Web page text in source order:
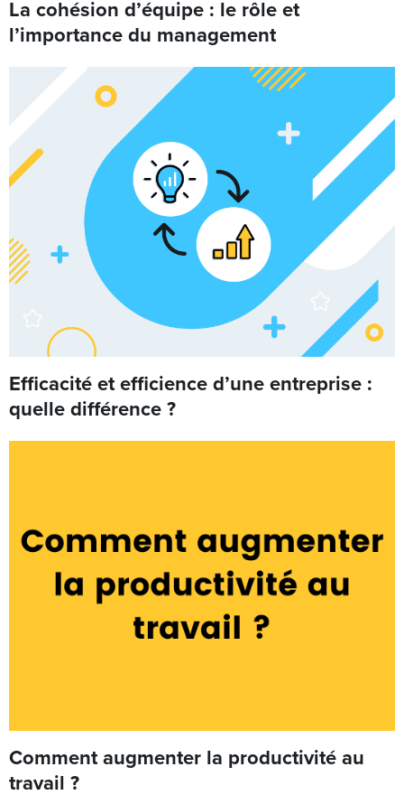
La cohésion d’équipe : le rôle et
l’importance du management
Efficacité et efficience d’une entreprise :
quelle différence ?
Comment augmenter la productivité au
travail ?